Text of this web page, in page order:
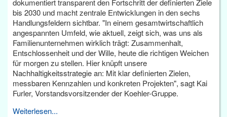
dokumentiert transparent den Fortschritt der definierten Ziele
bis 2030 und macht zentrale Entwicklungen in den sechs
Handlungsfeldern sichtbar. "In einem gesamtwirtschaftlich
angespannten Umfeld, wie aktuell, zeigt sich, was uns als
Familienunternehmen wirklich trägt: Zusammenhalt,
Entschlossenheit und der Wille, heute die richtigen Weichen
für morgen zu stellen. Hier knüpft unsere
Nachhaltigkeitsstrategie an: Mit klar definierten Zielen,
messbaren Kennzahlen und konkreten Projekten", sagt Kai
Furler, Vorstandsvorsitzender der Koehler-Gruppe.
Weiterlesen...